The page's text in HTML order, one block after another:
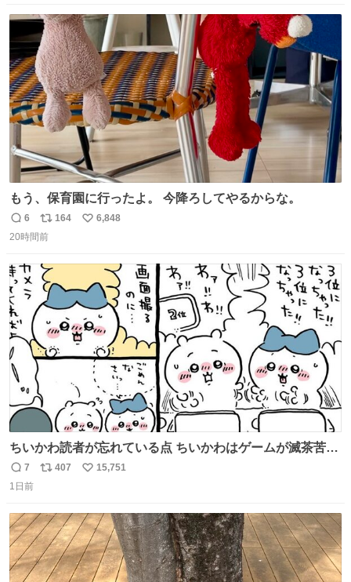
ト
数
数
もう、保育園に行ったよ。 今降ろしてやるからな。
返
信
6
リ
ポ
ト
数
164
い
6,848
20時間前
ちいかわ読者が忘れている点 ちいかわはゲームが滅茶苦茶
上手い
返
信
7
リ
ト
数
407
い
数
15,751
1日前